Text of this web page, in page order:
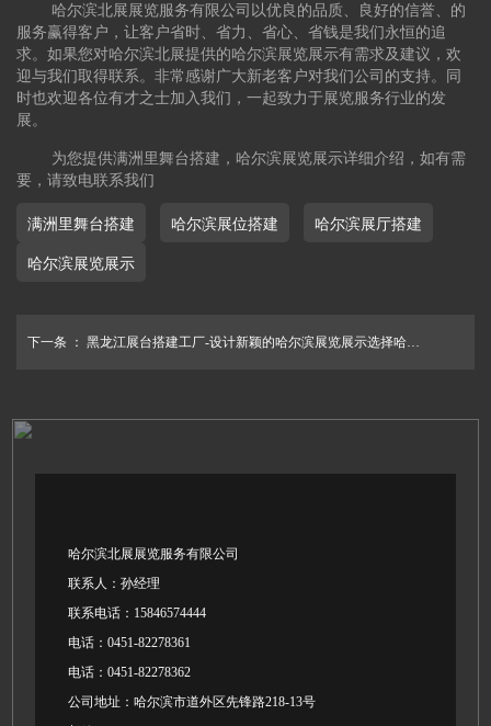
哈尔滨北展展览服务有限公司以优良的品质、良好的信誉、的
服务赢得客户，让客户省时、省力、省心、省钱是我们永恒的追
求。如果您对哈尔滨北展提供的哈尔滨展览展示有需求及建议，欢
迎与我们取得联系。非常感谢广大新老客户对我们公司的支持。同
时也欢迎各位有才之士加入我们，一起致力于展览服务行业的发
展。
为您提供满洲里舞台搭建，哈尔滨展览展示详细介绍，如有需
要，请致电联系我们
满洲里舞台搭建 哈尔滨展位搭建
哈尔滨展厅搭建
哈尔滨展览展示
下一条 ： 黑龙江展台搭建工厂-设计新颖的哈尔滨展览展示选择哈尔滨北展
哈尔滨北展展览服务有限公司
联系人：孙经理
联系电话：15846574444
电话：0451-82278361
电话：0451-82278362
公司地址：哈尔滨市道外区先锋路218-13号